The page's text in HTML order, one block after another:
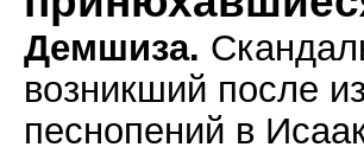
Демшиза.
возникший после
песнопений в